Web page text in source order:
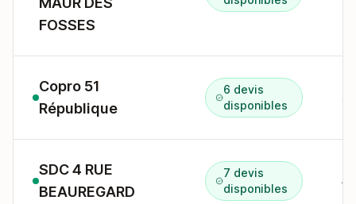
FOSSES
Copro 51
République
6 devis
disponibles
SDC 4 RUE
BEAUREGARD
7 devis
disponibles